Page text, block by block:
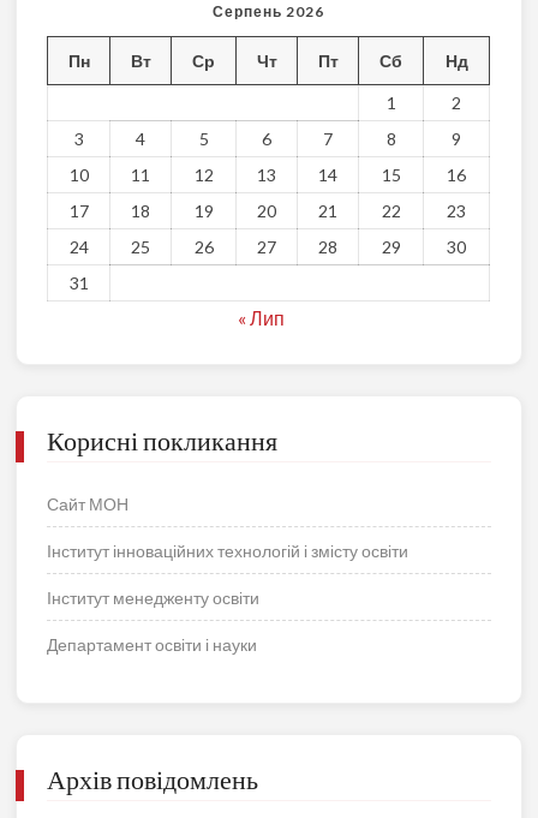
Серпень 2026
Пн Вт Ср Чт Пт Сб Нд
1
2
3
4 5 6 7 8
9
10
11 12 13 14 15
16
17
18 19 20 21 22
23
24
25 26 27 28 29
30
31
« Лип
Корисні покликання
Сайт МОН
Інститут інноваційних технологій і змісту освіти
Інститут менедженту освіти
Департамент освіти і науки
Архів повідомлень